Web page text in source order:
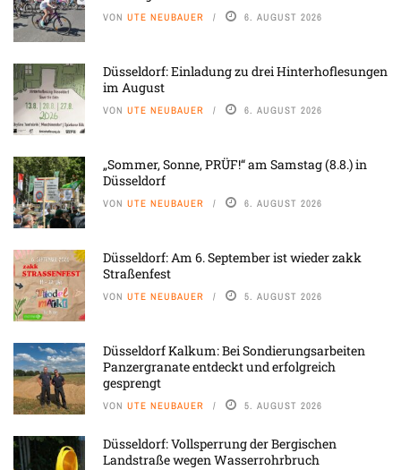
VON UTE NEUBAUER 6. AUGUST 2026
Düsseldorf: Einladung zu drei Hinterhoflesungen
im August
VON UTE NEUBAUER 6. AUGUST 2026
„Sommer, Sonne, PRÜF!“ am Samstag (8.8.) in
Düsseldorf
VON UTE NEUBAUER 6. AUGUST 2026
Düsseldorf: Am 6. September ist wieder zakk
Straßenfest
VON UTE NEUBAUER 5. AUGUST 2026
Düsseldorf Kalkum: Bei Sondierungsarbeiten
Panzergranate entdeckt und erfolgreich
gesprengt
VON UTE NEUBAUER 5. AUGUST 2026
Düsseldorf: Vollsperrung der Bergischen
Landstraße wegen Wasserrohrbruch